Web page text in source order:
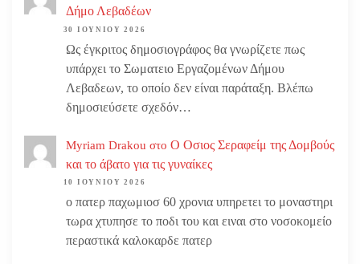
Δήμο Λεβαδέων
30 ΙΟΥΝΊΟΥ 2026
Ως έγκριτος δημοσιογράφος θα γνωρίζετε πως
υπάρχει το Σωματειο Εργαζομένων Δήμου
Λεβαδεων, το οποίο δεν είναι παράταξη. Βλέπω
δημοσιεύσετε σχεδόν…
Myriam Drakou στο Ο Οσιος Σεραφείμ της Δομβούς
και το άβατο για τις γυναίκες
10 ΙΟΥΝΊΟΥ 2026
ο πατερ παχωμιοσ 60 χρονια υπηρετει το μοναστηρι
τωρα χτυπησε το ποδι του και ειναι στο νοσοκομείο
περαστικά καλοκαρδε πατερ